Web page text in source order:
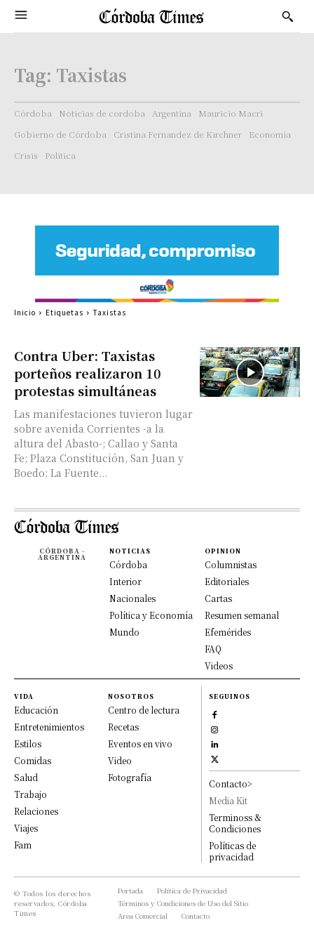
Tag: Taxistas
Córdoba Noticias de cordoba Argentina
Mauricio Macri
Gobierno de Córdoba
Cristina Fernandez de Kirchner
Economía
Crisis
Politica
Contra Uber: Taxistas
porteños realizaron 10
protestas simultáneas
Las manifestaciones tuvieron lugar
sobre avenida Corrientes -a la
altura del Abasto-; Callao y Santa
Fe; Plaza Constitución, San Juan y
Boedo; La Fuente...
Inicio Etiquetas Taxistas
CÓRDOBA -
ARGENTINA
NOTICIAS
Córdoba
Interior
Nacionales
Política y Economía
Mundo
OPINION
Columnistas
Editoriales
Cartas
Resumen semanal
Efemérides
FAQ
Videos
VIDA
Educación
Entretenimientos
Estilos
Comidas
Salud
Trabajo
Relaciones
Viajes
Fam
NOSOTROS
Centro de lectura
Recetas
Eventos en vivo
Video
Fotografía
SEGUINOS
Contacto>
Media Kit
Terminoss &
Condiciones
Políticas de
privacidad
© Todos los derechos
reservados, Córdoba
Times
Portada
Política de Privacidad
Términos y Condiciones de Uso del Sitio
Area Comercial
Contacto